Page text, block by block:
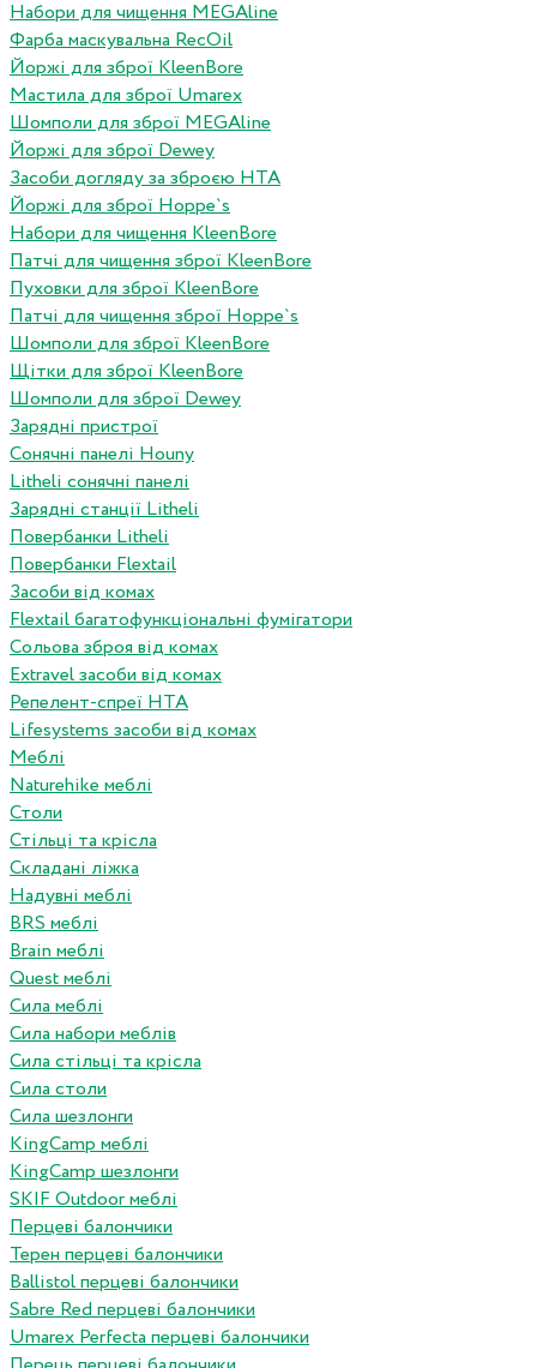
Набори для чищення MEGAline
Фарба маскувальна RecOil
Йоржі для зброї KleenBore
Мастила для зброї Umarex
Шомполи для зброї MEGAline
Йоржі для зброї Dewey
Засоби догляду за зброєю HTA
Йоржі для зброї Hoppe`s
Набори для чищення KleenBore
Патчі для чищення зброї KleenBore
Пуховки для зброї KleenBore
Патчі для чищення зброї Hoppe`s
Шомполи для зброї KleenBore
Щітки для зброї KleenBore
Шомполи для зброї Dewey
Зарядні пристрої
Сонячні панелі Houny
Litheli сонячні панелі
Зарядні станції Litheli
Повербанки Litheli
Повербанки Flextail
Засоби від комах
Flextail багатофункціональні фумігатори
Сольова зброя від комах
Extravel засоби від комах
Репелент-спреї HTA
Lifesystems засоби від комах
Меблі
Naturehike меблі
Столи
Стільці та крісла
Складані ліжка
Надувні меблі
BRS меблі
Brain меблі
Quest меблі
Сила меблі
Сила набори меблів
Сила стільці та крісла
Сила столи
Сила шезлонги
KingCamp меблі
KingCamp шезлонги
SKIF Outdoor меблі
Перцеві балончики
Терен перцеві балончики
Ballistol перцеві балончики
Sabre Red перцеві балончики
Umarex Perfecta перцеві балончики